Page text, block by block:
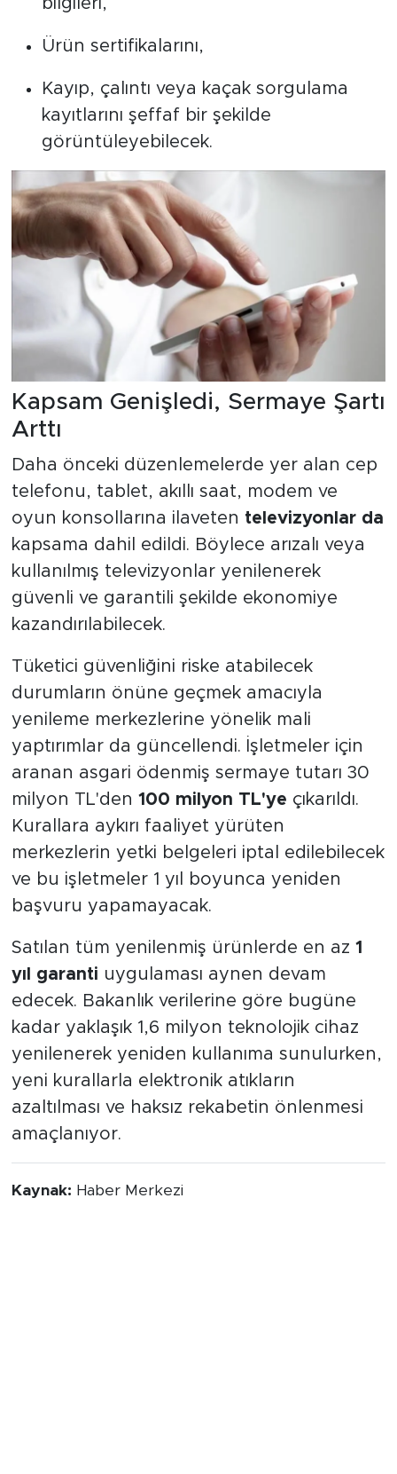
bilgileri,
Ürün sertifikalarını,
Kayıp, çalıntı veya kaçak sorgulama
kayıtlarını şeffaf bir şekilde
görüntüleyebilecek.
Kapsam Genişledi, Sermaye Şartı
Arttı
Daha önceki düzenlemelerde yer alan cep
telefonu, tablet, akıllı saat, modem ve
oyun konsollarına ilaveten televizyonlar da
kapsama dahil edildi. Böylece arızalı veya
kullanılmış televizyonlar yenilenerek
güvenli ve garantili şekilde ekonomiye
kazandırılabilecek.
Tüketici güvenliğini riske atabilecek
durumların önüne geçmek amacıyla
yenileme merkezlerine yönelik mali
yaptırımlar da güncellendi. İşletmeler için
aranan asgari ödenmiş sermaye tutarı 30
milyon TL'den 100 milyon TL'ye çıkarıldı.
Kurallara aykırı faaliyet yürüten
merkezlerin yetki belgeleri iptal edilebilecek
ve bu işletmeler 1 yıl boyunca yeniden
başvuru yapamayacak.
Satılan tüm yenilenmiş ürünlerde en az 1
yıl garanti uygulaması aynen devam
edecek. Bakanlık verilerine göre bugüne
kadar yaklaşık 1,6 milyon teknolojik cihaz
yenilenerek yeniden kullanıma sunulurken,
yeni kurallarla elektronik atıkların
azaltılması ve haksız rekabetin önlenmesi
amaçlanıyor.
Kaynak: Haber Merkezi